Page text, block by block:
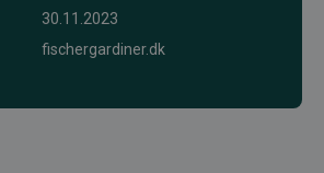
30.11.2023
fischergardiner.dk